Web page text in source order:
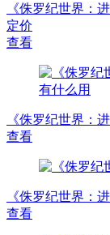
《侏罗纪世界：
定价
查看
《侏罗纪世界：
查看
《侏罗纪世界：
查看